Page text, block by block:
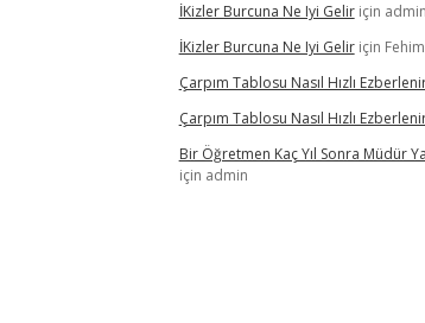
İKizler Burcuna Ne Iyi Geliriçin admin
İKizler Burcuna Ne Iyi Geliriçin
Çarpım Tablosu Nasıl Hızlı
Çarpım Tablosu Nasıl Hızlı
Bir Öğretmen Kaç Yıl Sonra Müdür
için admin